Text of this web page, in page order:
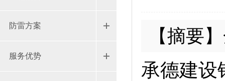
防雷方案
服务优势
【摘要
承德建设